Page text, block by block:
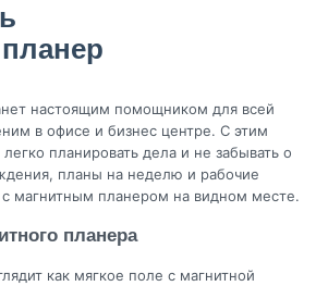
настоящим помощником для всей
в офисе и бизнес центре. С этим
планировать дела и не забывать о
планы на неделю и рабочие
магнитным планером на видном месте.
планера
как мягкое поле с магнитной